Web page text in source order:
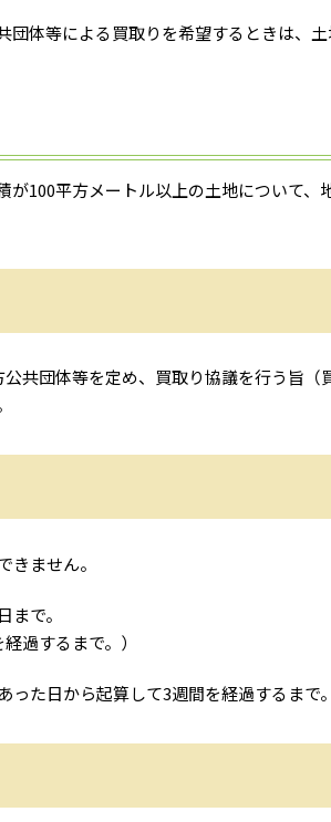
体等による買取りを希望するときは、
100平方メートル以上の土地について、
共団体等を定め、買取り協議を行う旨（
ません。
で。
過するまで。）
た日から起算して3週間を経過するまで。